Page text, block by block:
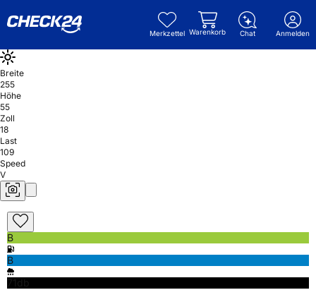
Merkzettel Warenkorb Chat Anmelden
Breite
255
Höhe
55
Zoll
18
Last
109
Speed
V
B
B
71db